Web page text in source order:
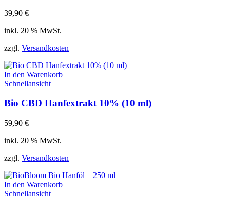
39,90 €
inkl. 20 % MwSt.
zzgl. Versandkosten
In den Warenkorb
Schnellansicht
Bio CBD Hanfextrakt 10% (10 ml)
59,90 €
inkl. 20 % MwSt.
zzgl. Versandkosten
In den Warenkorb
Schnellansicht